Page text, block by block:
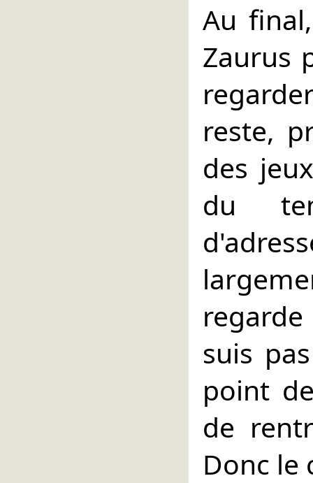
Au
Zaurus
reste,
des
du
suis
point
de
Donc le